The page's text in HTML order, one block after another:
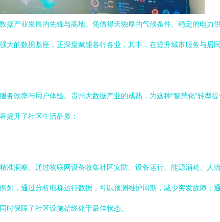
产业发展的先锋与高地。凭借得天独厚的气候条件、稳定的电力
的数据基座，正深度赋能各行各业，其中，在提升城市服务与居
效率与用户体验。贵州大数据产业的成熟，为这种“智慧化”转型
提升了社区生活品质：
洞察。通过物联网设备收集社区安防、设备运行、能源消耗、人
，通过分析电梯运行数据，可以预测维护周期，减少突发故障；
保障了社区设施始终处于最佳状态。